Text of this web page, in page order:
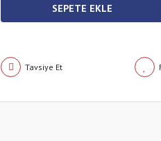
SEPETE EKLE
Tavsiye Et